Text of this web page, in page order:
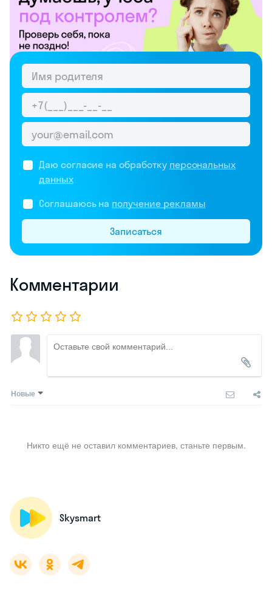
Даю согласие на обработку персональных
данных
Соглашаюсь на получение рекламы
Записаться
Комментарии
Новые
Никто ещё не оставил комментариев, станьте первым.
Skysmart